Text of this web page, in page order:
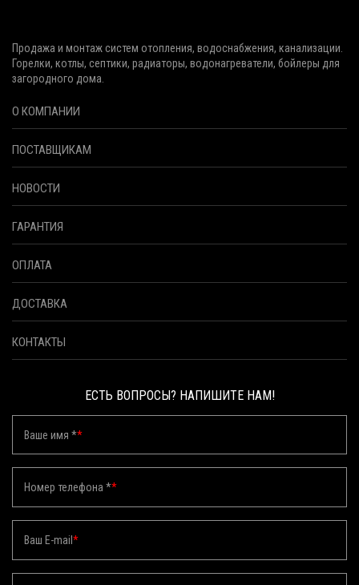
Продажа и монтаж систем отопления, водоснабжения, канализации.
Горелки, котлы, септики, радиаторы, водонагреватели, бойлеры для
загородного дома.
О КОМПАНИИ
ПОСТАВЩИКАМ
НОВОСТИ
ГАРАНТИЯ
ОПЛАТА
ДОСТАВКА
КОНТАКТЫ
ЕСТЬ ВОПРОСЫ? НАПИШИТЕ НАМ!
Ваше имя **
Номер телефона **
Ваш E-mail *